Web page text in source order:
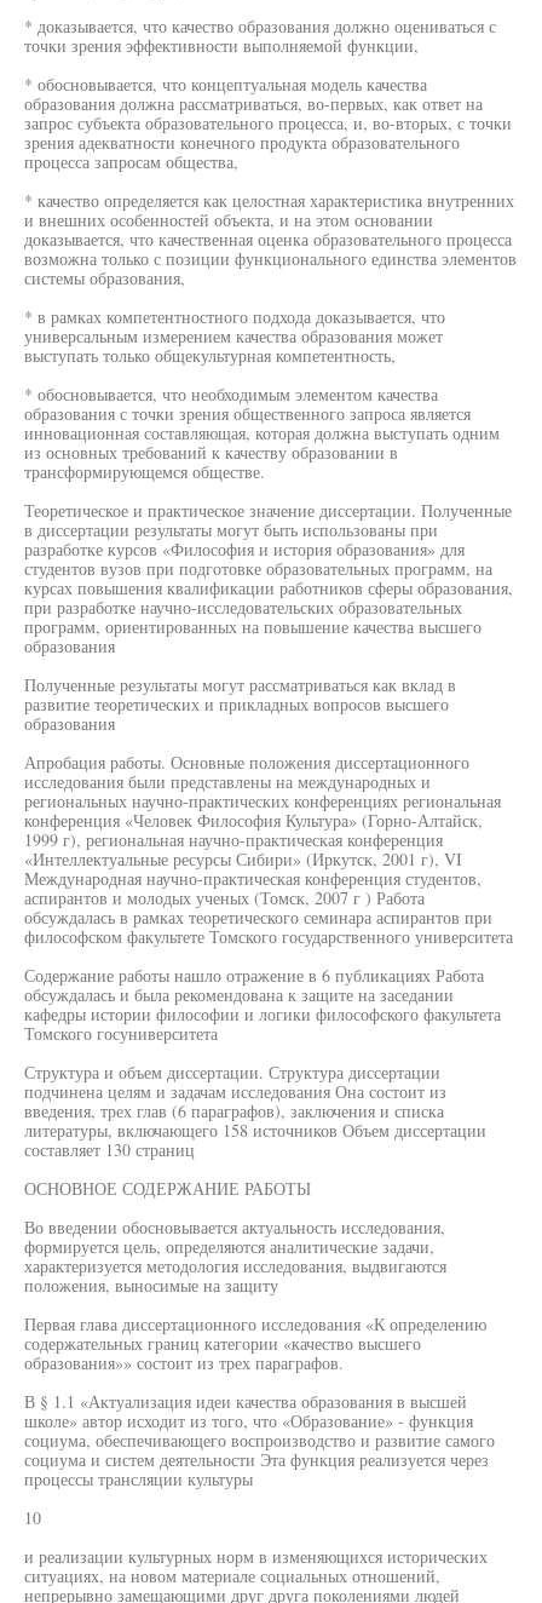
* доказывается, что качество образования должно оцениваться с
точки зрения эффективности выполняемой функции,
* обосновывается, что концептуальная модель качества
образования должна рассматриваться, во-первых, как ответ на
запрос субъекта образовательного процесса, и, во-вторых, с точки
зрения адекватности конечного продукта образовательного
процесса запросам общества,
* качество определяется как целостная характеристика внутренних
и внешних особенностей объекта, и на этом основании
доказывается, что качественная оценка образовательного процесса
возможна только с позиции функционального единства элементов
системы образования,
* в рамках компетентностного подхода доказывается, что
универсальным измерением качества образования может
выступать только общекультурная компетентность,
* обосновывается, что необходимым элементом качества
образования с точки зрения общественного запроса является
инновационная составляющая, которая должна выступать одним
из основных требований к качеству образовании в
трансформирующемся обществе.
Теоретическое и практическое значение диссертации. Полученные
в диссертации результаты могут быть использованы при
разработке курсов «Философия и история образования» для
студентов вузов при подготовке образовательных программ, на
курсах повышения квалификации работников сферы образования,
при разработке научно-исследовательских образовательных
программ, ориентированных на повышение качества высшего
образования
Полученные результаты могут рассматриваться как вклад в
развитие теоретических и прикладных вопросов высшего
образования
Апробация работы. Основные положения диссертационного
исследования были представлены на международных и
региональных научно-практических конференциях региональная
конференция «Человек Философия Культура» (Горно-Алтайск,
1999 г), региональная научно-практическая конференция
«Интеллектуальные ресурсы Сибири» (Иркутск, 2001 г), VI
Международная научно-практическая конференция студентов,
аспирантов и молодых ученых (Томск, 2007 г ) Работа
обсуждалась в рамках теоретического семинара аспирантов при
философском факультете Томского государственного университета
Содержание работы нашло отражение в 6 публикациях Работа
обсуждалась и была рекомендована к защите на заседании
кафедры истории философии и логики философского факультета
Томского госуниверситета
Структура и объем диссертации. Структура диссертации
подчинена целям и задачам исследования Она состоит из
введения, трех глав (6 параграфов), заключения и списка
литературы, включающего 158 источников Объем диссертации
составляет 130 страниц
ОСНОВНОЕ СОДЕРЖАНИЕ РАБОТЫ
Во введении обосновывается актуальность исследования,
формируется цель, определяются аналитические задачи,
характеризуется методология исследования, выдвигаются
положения, выносимые на защиту
Первая глава диссертационного исследования «К определению
содержательных границ категории «качество высшего
образования»» состоит из трех параграфов.
В § 1.1 «Актуализация идеи качества образования в высшей
школе» автор исходит из того, что «Образование» - функция
социума, обеспечивающего воспроизводство и развитие самого
социума и систем деятельности Эта функция реализуется через
процессы трансляции культуры
10
и реализации культурных норм в изменяющихся исторических
ситуациях, на новом материале социальных отношений,
непрерывно замещающими друг друга поколениями людей